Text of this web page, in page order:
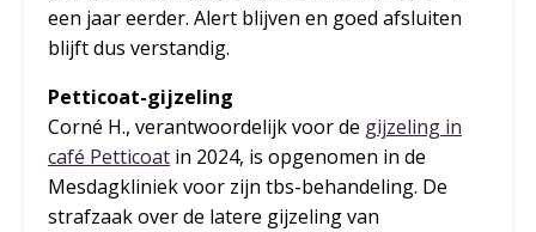
een jaar eerder. Alert blijven en goed afsluiten
blijft dus verstandig.
Petticoat-gijzeling
Corné H., verantwoordelijk voor de gijzeling in
café Petticoat in 2024, is opgenomen in de
Mesdagkliniek voor zijn tbs-behandeling. De
strafzaak over de latere gijzeling van